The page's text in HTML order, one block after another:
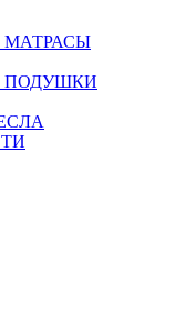
ПОДУШКИ